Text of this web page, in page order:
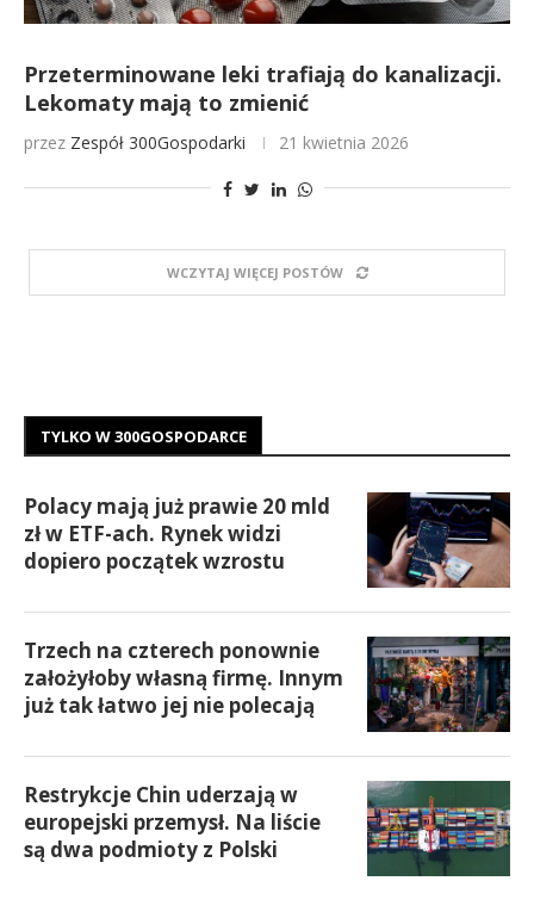
Przeterminowane leki trafiają do kanalizacji.
Lekomaty mają to zmienić
przez Zespół 300Gospodarki 21 kwietnia 2026
WCZYTAJ WIĘCEJ POSTÓW
TYLKO W 300GOSPODARCE
Polacy mają już prawie 20 mld
zł w ETF-ach. Rynek widzi
dopiero początek wzrostu
Trzech na czterech ponownie
założyłoby własną firmę. Innym
już tak łatwo jej nie polecają
Restrykcje Chin uderzają w
europejski przemysł. Na liście
są dwa podmioty z Polski